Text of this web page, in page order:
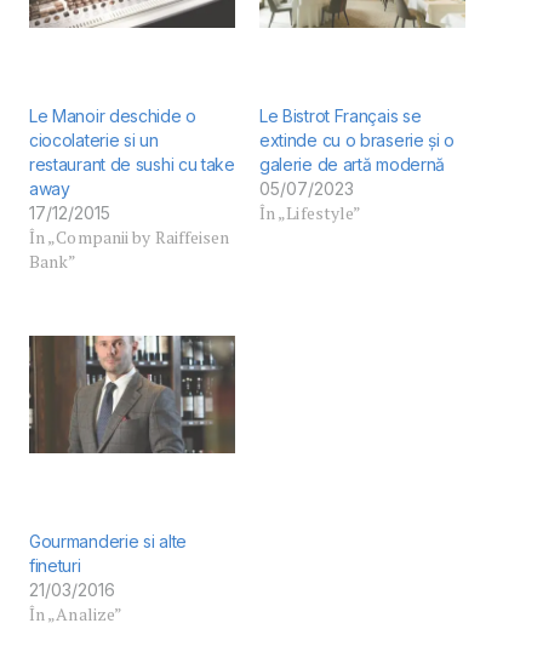
Le Manoir deschide o
ciocolaterie si un
restaurant de sushi cu take
away
17/12/2015
În „Companii by Raiffeisen
Bank”
Le Bistrot Français se
extinde cu o braserie și o
galerie de artă modernă
05/07/2023
În „Lifestyle”
Gourmanderie si alte
fineturi
21/03/2016
În „Analize”